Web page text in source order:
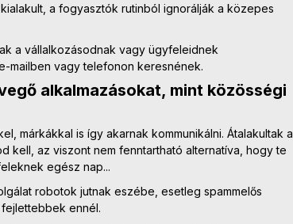
a fogyasztók rutinból ignorálják a közepes
a vállalkozásodnak vagy ügyfeleidnek
mailben vagy telefonon keresnének.
alkalmazásokat, mint közösségi
márkákkal is így akarnak kommunikálni. Átalakultak a
kell, az viszont nem fenntartható alternatíva, hogy te
egész nap...
robotok jutnak eszébe, esetleg spammelős
ennél.